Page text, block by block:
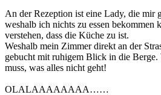
An der Rezeption ist eine Lady, die mir
weshalb ich nichts zu essen bekommen
verstehen, dass die Küche zu ist.
Weshalb mein Zimmer direkt an der
gebucht mit ruhigem Blick in die Berge.
muss, was alles nicht geht!
OLALAAAAAAAA……